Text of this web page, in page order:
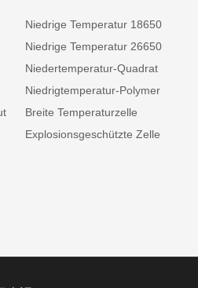
Niedrige Temperatur 18650
Niedrige Temperatur 26650
Niedertemperatur-Quadrat
Niedrigtemperatur-Polymer
Breite Temperaturzelle
Explosionsgeschützte Zelle